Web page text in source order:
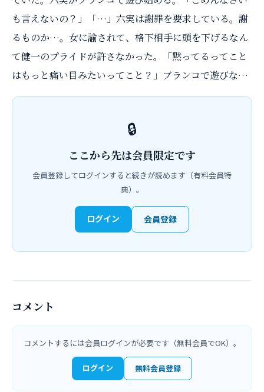
も言えないの？」「…」六実は謝罪を要求している。謝
るものか…。女に諭されて、格下相手に頭を下げるなん
て健一のプライドが許さなかった。「黙ってるってこと
はもっと痛い目みたいってこと？」ブランコで遊びな…
🔒
ここから先は会員限定です
会員登録してログインすると続きが読めます（有料会員特
典）。
ログイン 会員登録
コメント
コメントするには会員ログインが必要です（無料会員でOK）。
ログイン 無料会員登録